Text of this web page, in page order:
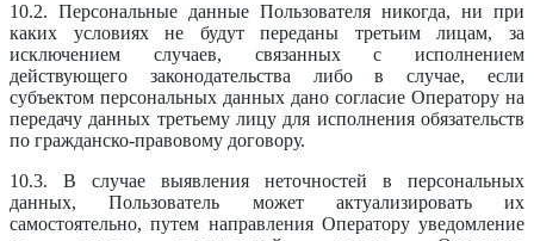
10.2. Персональные данные Пользователя никогда, ни при
каких условиях не будут переданы третьим лицам, за
исключением случаев, связанных с исполнением
действующего законодательства либо в случае, если
субъектом персональных данных дано согласие Оператору на
передачу данных третьему лицу для исполнения обязательств
по гражданско-правовому договору.
10.3. В случае выявления неточностей в персональных
данных, Пользователь может актуализировать их
самостоятельно, путем направления Оператору уведомление